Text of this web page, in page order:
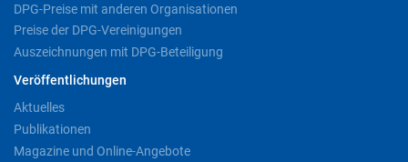
DPG-Preise mit anderen Organisationen
Preise der DPG-Vereinigungen
Auszeichnungen mit DPG-Beteiligung
Veröffentlichungen
Aktuelles
Publikationen
Magazine und Online-Angebote